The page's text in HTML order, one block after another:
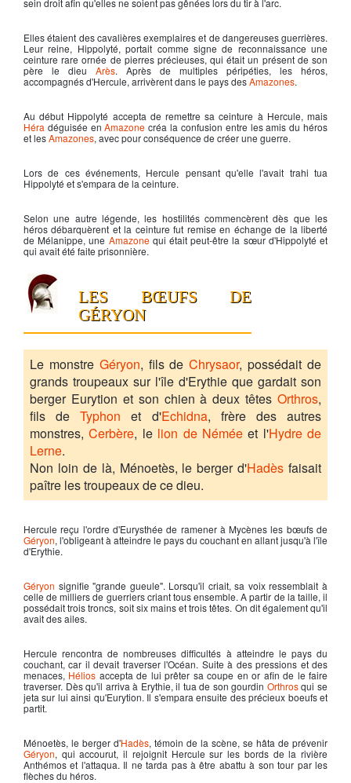
sein droit afin qu'elles ne soient pas gênées lors du tir à l'arc.
Elles étaient des cavalières exemplaires et de dangereuses guerrières.
Leur reine, Hippolyté, portait comme signe de reconnaissance une
ceinture rare ornée de pierres précieuses, qui était un présent de son
père le dieu Arès. Après de multiples péripéties, les héros,
accompagnés d'Hercule, arrivèrent dans le pays desAmazones.
Au début Hippolyté accepta de remettre sa ceinture à Hercule, mais
Héra déguisée enAmazone créa la confusion entre les amis du héros
et lesAmazones, avec pour conséquence de créer une guerre.
Lors de ces événements, Hercule pensant qu'elle l'avait trahi tua
Hippolyté et s'empara de la ceinture.
Selon une autre légende, les hostilités commencèrent dès que les
héros débarquèrent et la ceinture fut remise en échange de la liberté
de Mélanippe, une Amazonequi était peut-être la sœur d'Hippolyté et
qui avait été faite prisonnière.
LES BŒUFS DE
GÉRYON
Le monstre Géryon, fils deChrysaor, possédait de
grands troupeaux sur l'île d'Erythie que gardait son
berger Eurytion et son chien à deux têtes Orthros,
fils deTyphon et d'Echidna, frère des autres
monstres,Cerbère, le lion de Néméeet l'Hydre de
Lerne.
Non loin de là, Ménoetès, le berger d'Hadès faisait
paître les troupeaux de ce dieu.
Hercule reçu l'ordre d'Eurysthée de ramener à Mycènes les bœufs de
Géryon, l'obligeant à atteindre le pays du couchant en allant jusqu'à l'île
d'Erythie.
Géryon signifie "grande gueule". Lorsqu'il criait, sa voix ressemblait à
celle de milliers de guerriers criant tous ensemble. A partir de la taille, il
possédait trois troncs, soit six mains et trois têtes. On dit également qu'il
avait des ailes.
Hercule rencontra de nombreuses difficultés à atteindre le pays du
couchant, car il devait traverser l'Océan. Suite à des pressions et des
menaces, Hélios accepta de lui prêter sa coupe en or afin de le faire
traverser. Dès qu'il arriva à Erythie, il tua de son gourdin Orthrosqui se
jeta sur lui ainsi qu'Eurytion. Il s'empara ensuite des précieux boeufs et
partit.
Ménoetès, le berger d'Hadès, témoin de la scène, se hâta de prévenir
Géryon, qui accourut, il rejoignit Hercule sur les bords de la rivière
Anthémos et l'attaqua. Il ne tarda pas à être abattu à son tour par les
flèches du héros.